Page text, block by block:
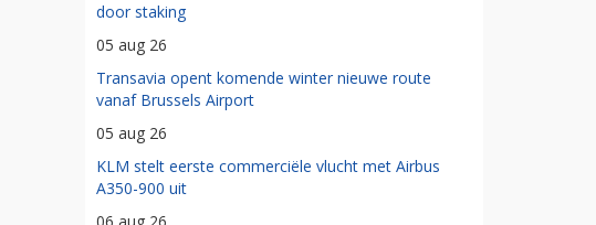
door staking
05 aug 26
Transavia opent komende winter nieuwe route
vanaf Brussels Airport
05 aug 26
KLM stelt eerste commerciële vlucht met Airbus
A350-900 uit